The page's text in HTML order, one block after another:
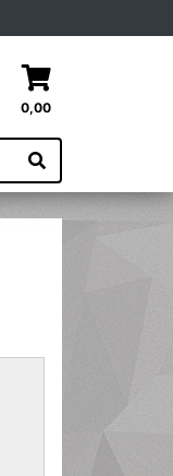
0,00